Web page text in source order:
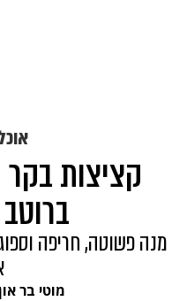
קציצות בקר
מנה פשוטה, חריפה
מוטי בר